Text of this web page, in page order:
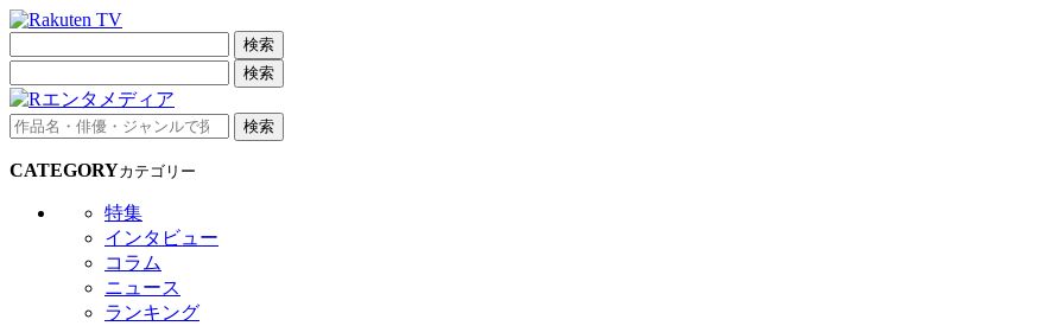
検索
検索
検索
CATEGORYカテゴリー
特集
インタビュー
コラム
ニュース
ランキング